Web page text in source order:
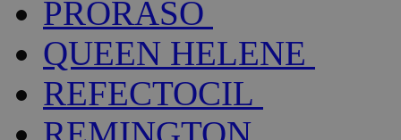
PRORASO
QUEEN HELENE
REFECTOCIL